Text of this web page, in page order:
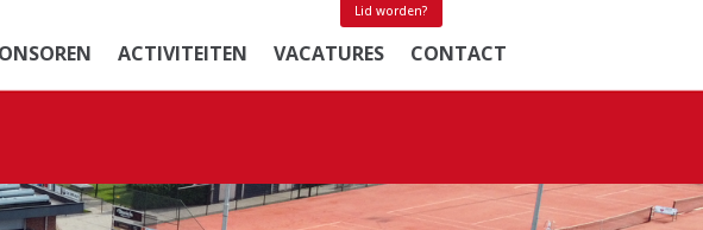
ACTIVITEITEN VACATURES CONTACT
Lid worden?